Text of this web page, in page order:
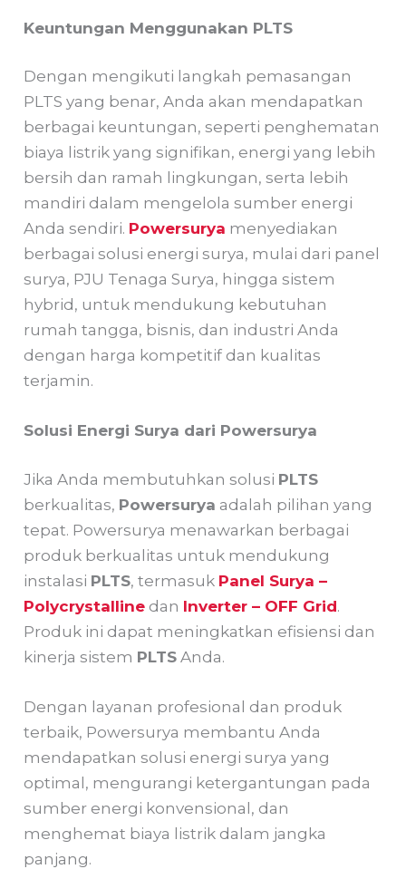
Keuntungan Menggunakan PLTS
Dengan mengikuti langkah pemasangan
PLTS yang benar, Anda akan mendapatkan
berbagai keuntungan, seperti penghematan
biaya listrik yang signifikan, energi yang lebih
bersih dan ramah lingkungan, serta lebih
mandiri dalam mengelola sumber energi
Anda sendiri. Powersurya menyediakan
berbagai solusi energi surya, mulai dari panel
surya, PJU Tenaga Surya, hingga sistem
hybrid, untuk mendukung kebutuhan
rumah tangga, bisnis, dan industri Anda
dengan harga kompetitif dan kualitas
terjamin.
Solusi Energi Surya dari Powersurya
Jika Anda membutuhkan solusi PLTS
berkualitas, Powersurya adalah pilihan yang
tepat. Powersurya menawarkan berbagai
produk berkualitas untuk mendukung
instalasi PLTS, termasuk Panel Surya –
Polycrystalline dan Inverter – OFF Grid.
Produk ini dapat meningkatkan efisiensi dan
kinerja sistem PLTS Anda.
Dengan layanan profesional dan produk
terbaik, Powersurya membantu Anda
mendapatkan solusi energi surya yang
optimal, mengurangi ketergantungan pada
sumber energi konvensional, dan
menghemat biaya listrik dalam jangka
panjang.